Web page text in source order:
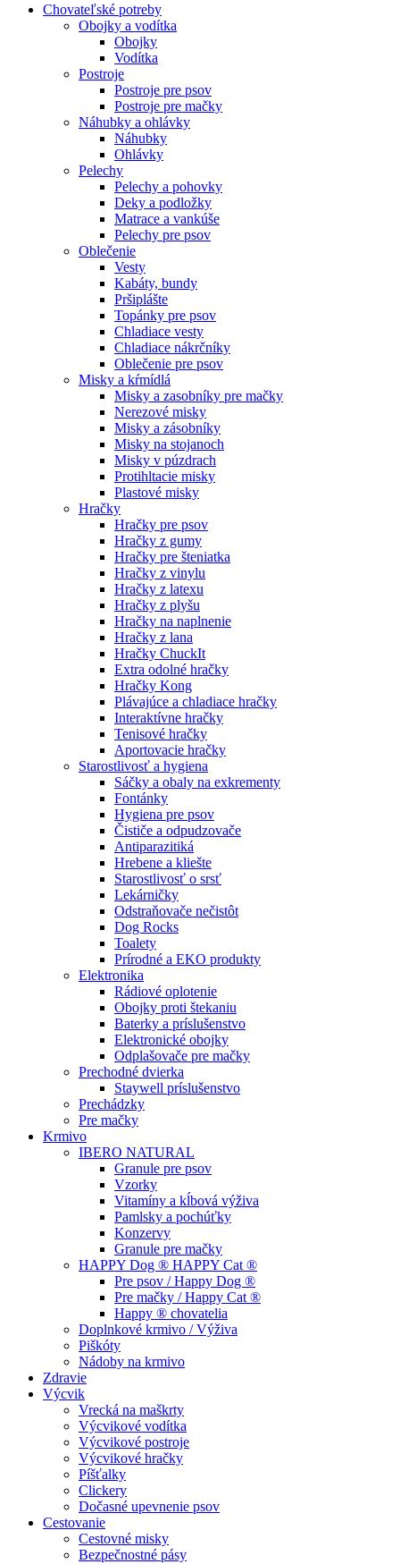
Chovateľské potreby
Obojky a vodítka
Obojky
Vodítka
Postroje
Postroje pre psov
Postroje pre mačky
Náhubky a ohlávky
Náhubky
Ohlávky
Pelechy
Pelechy a pohovky
Deky a podložky
Matrace a vankúše
Pelechy pre psov
Oblečenie
Vesty
Kabáty, bundy
Pršiplášte
Topánky pre psov
Chladiace vesty
Chladiace nákrčníky
Oblečenie pre psov
Misky a kŕmídlá
Misky a zasobníky pre mačky
Nerezové misky
Misky a zásobníky
Misky na stojanoch
Misky v púzdrach
Protihltacie misky
Plastové misky
Hračky
Hračky pre psov
Hračky z gumy
Hračky pre šteniatka
Hračky z vinylu
Hračky z latexu
Hračky z plyšu
Hračky na naplnenie
Hračky z lana
Hračky ChuckIt
Extra odolné hračky
Hračky Kong
Plávajúce a chladiace hračky
Interaktívne hračky
Tenisové hračky
Aportovacie hračky
Starostlivosť a hygiena
Sáčky a obaly na exkrementy
Fontánky
Hygiena pre psov
Čističe a odpudzovače
Antiparazitiká
Hrebene a kliešte
Starostlivosť o srsť
Lekárničky
Odstraňovače nečistôt
Dog Rocks
Toalety
Prírodné a EKO produkty
Elektronika
Rádiové oplotenie
Obojky proti štekaniu
Baterky a príslušenstvo
Elektronické obojky
Odplašovače pre mačky
Prechodné dvierka
Staywell príslušenstvo
Prechádzky
Pre mačky
Krmivo
IBERO NATURAL
Granule pre psov
Vzorky
Vitamíny a kĺbová výživa
Pamlsky a pochúťky
Konzervy
Granule pre mačky
HAPPY Dog ® HAPPY Cat ®
Pre psov / Happy Dog ®
Pre mačky / Happy Cat ®
Happy ® chovatelia
Doplnkové krmivo / Výživa
Piškóty
Nádoby na krmivo
Zdravie
Výcvik
Vrecká na maškrty
Výcvikové vodítka
Výcvikové postroje
Výcvikové hračky
Píšťalky
Clickery
Dočasné upevnenie psov
Cestovanie
Cestovné misky
Bezpečnostné pásy